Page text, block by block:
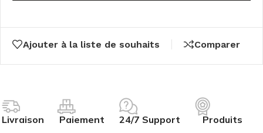
Ajouter à la liste de souhaits Comparer
Livraison Paiement 24/7 Support Produits